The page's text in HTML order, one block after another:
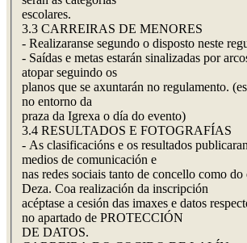
escolares.
3.3 CARREIRAS DE MENORES
- Realizaranse segundo o disposto neste
- Saídas e metas estarán sinalizadas por
atopar seguindo os
planos que se axuntarán no regulamento.
no entorno da
praza da Igrexa o día do evento)
3.4 RESULTADOS E FOTOGRAFÍAS
- As clasificacións e os resultados
medios de comunicación e
nas redes sociais tanto de concello como
Deza. Coa realización da inscripción
acéptase a cesión das imaxes e datos
no apartado de PROTECCIÓN
DE DATOS.